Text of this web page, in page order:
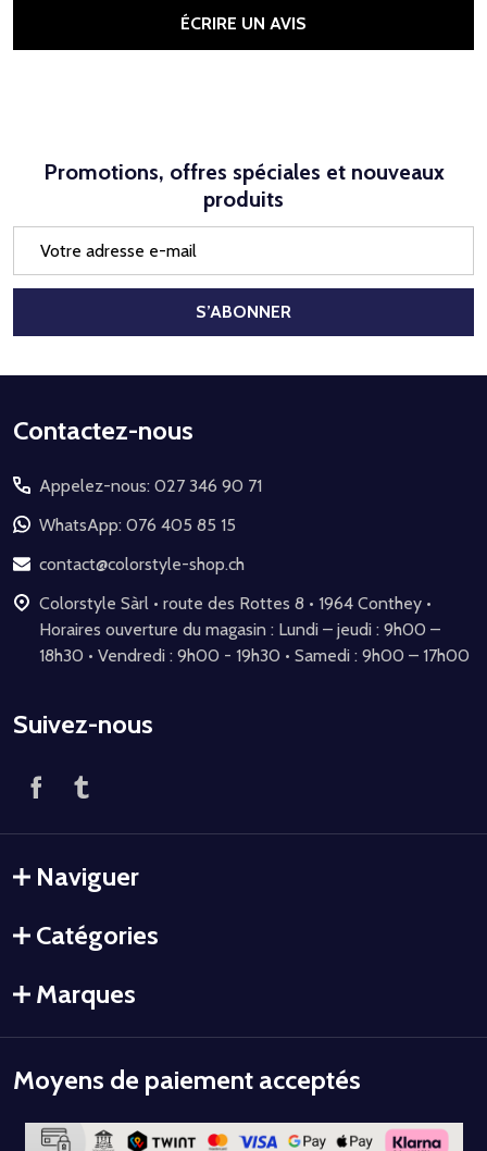
ÉCRIRE UN AVIS
Promotions, offres spéciales et nouveaux
produits
mail
S’ABONNER
Début
pied
de
page
Contactez-nous
Appelez-nous: 027 346 90 71
WhatsApp: 076 405 85 15
contact@colorstyle-shop.ch
Colorstyle Sàrl • route des Rottes 8 • 1964 Conthey •
Horaires ouverture du magasin : Lundi – jeudi : 9h00 –
18h30 • Vendredi : 9h00 - 19h30 • Samedi : 9h00 – 17h00
Suivez-nous
Naviguer
Catégories
Marques
Moyens de paiement acceptés